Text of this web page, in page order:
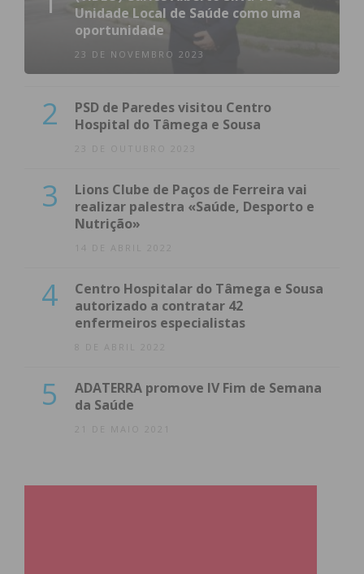
Unidade Local de Saúde como uma
oportunidade
23 DE NOVEMBRO 2023
2
PSD de Paredes visitou Centro
Hospital do Tâmega e Sousa
23 DE OUTUBRO 2023
3
Lions Clube de Paços de Ferreira vai
realizar palestra «Saúde, Desporto e
Nutrição»
14 DE ABRIL 2022
4
Centro Hospitalar do Tâmega e Sousa
autorizado a contratar 42
enfermeiros especialistas
8 DE ABRIL 2022
5
ADATERRA promove IV Fim de Semana
da Saúde
21 DE MAIO 2021